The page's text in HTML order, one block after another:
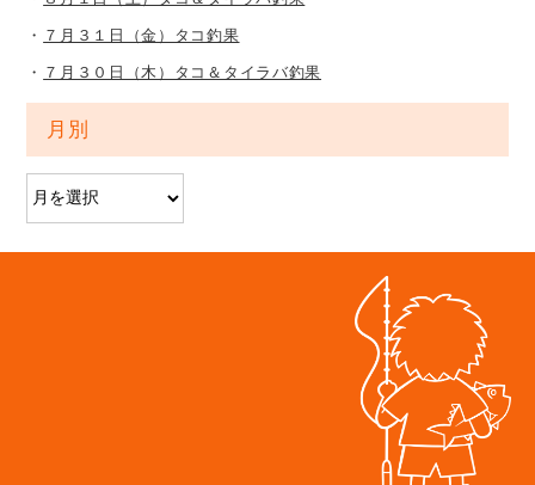
７月３１日（金）タコ釣果
７月３０日（木）タコ＆タイラバ釣果
月別